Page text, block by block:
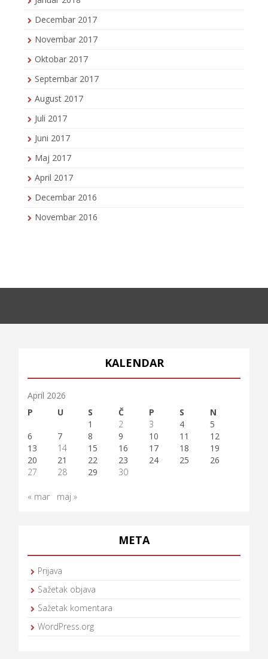
Decembar 2017
Novembar 2017
Oktobar 2017
Septembar 2017
August 2017
Juli 2017
Juni 2017
Maj 2017
April 2017
Decembar 2016
Novembar 2016
KALENDAR
April 2026
P
U S Č P S
N
1
2 3 4
5
6
7 8 9 10 11
12
13
14 15 16 17 18
19
20
21 22 23 24 25
26
27
28 29 30
« mar maj »
META
Prijava
Sažetak objava
Sažetak komentara
WordPress.org